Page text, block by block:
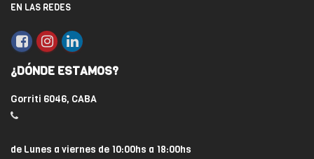
EN LAS REDES
¿DÓNDE ESTAMOS?
Gorriti 6046, CABA
de Lunes a viernes de 10:00hs a 18:00hs